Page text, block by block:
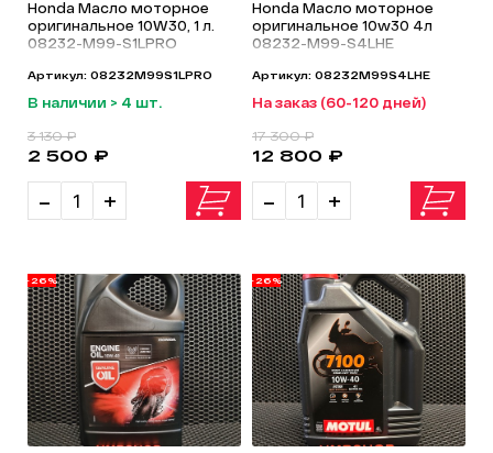
Honda Масло моторное
оригинальное 10W30, 1 л.
08232-M99-S1LPRO
Артикул: 08232M99S1LPRO
В наличии > 4 шт.
- +
2 500 ₽
3 130 ₽
Honda Масло моторное
оригинальное 10w30 4л
08232-M99-S4LHE
Артикул: 08232M99S4LHE
На заказ (60-120 дней)
- +
12 800 ₽
17 300 ₽
-26% -26%